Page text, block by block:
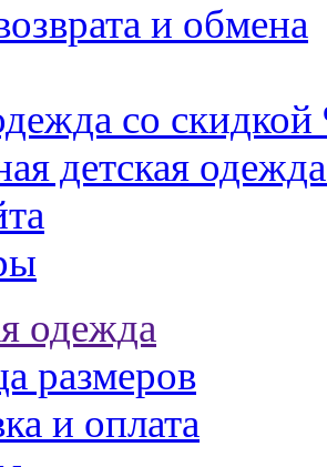
и обмена
со скидкой
детская
одежда
размеров
и оплата